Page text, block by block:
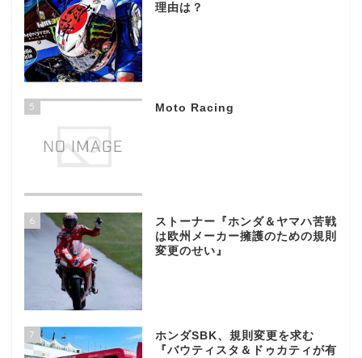
理由は？
5 Moto Racing
6
ストーナー『ホンダ＆ヤマハ苦戦
は欧州メーカー擁護のための規則
変更のせい』
7
ホンダSBK、規則変更を求む
『バウティスタ＆ドゥカティが有